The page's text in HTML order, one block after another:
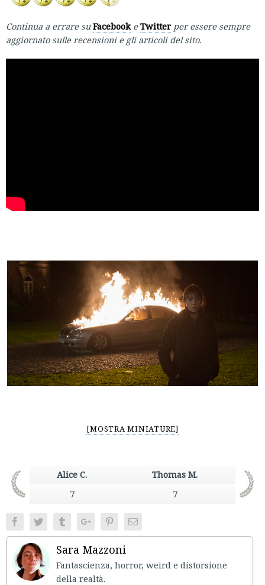
Continua a errare suFacebookeTwitter per essere sempre
aggiornato sulle recensioni e gli articoli del sito.
[MOSTRA MINIATURE]
Alice C.
Thomas M.
7
7
FacebookTwitter TumblrGoogle+PinterestEmail
Sara Mazzoni
Fantascienza, horror, weird e distorsione
della realtà.